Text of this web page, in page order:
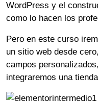
WordPress y el
como lo hacen los
Pero en este curso
un sitio web desde
campos
integraremos una